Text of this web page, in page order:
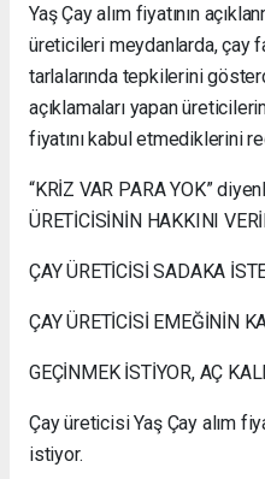
Yaş Çay alım fiyatının
üreticileri meydanlarda, çay
tarlalarında tepkilerini
açıklamaları yapan
fiyatını kabul etmediklerini
“KRİZ VAR PARA YOK”
ÜRETİCİSİNİN HAKKINI
ÇAY ÜRETİCİSİ SADAKA
ÇAY ÜRETİCİSİ EMEĞİNİN
GEÇİNMEK İSTİYOR, AÇ
Çay üreticisi Yaş Çay alım
istiyor.